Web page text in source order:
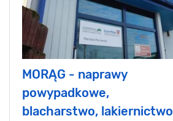
MORĄG - naprawy
powypadkowe,
blacharstwo, lakiernictwo